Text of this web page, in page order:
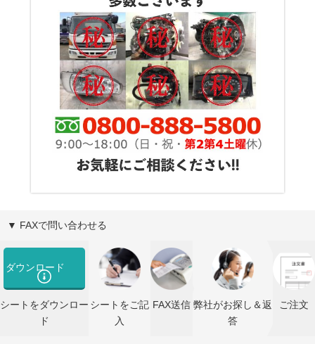
▼ FAXで問い合わせる
ダウンロード
シートをダウンロー
ド
シートをご記
入
FAX送信 弊社がお探し＆返
答
ご注文